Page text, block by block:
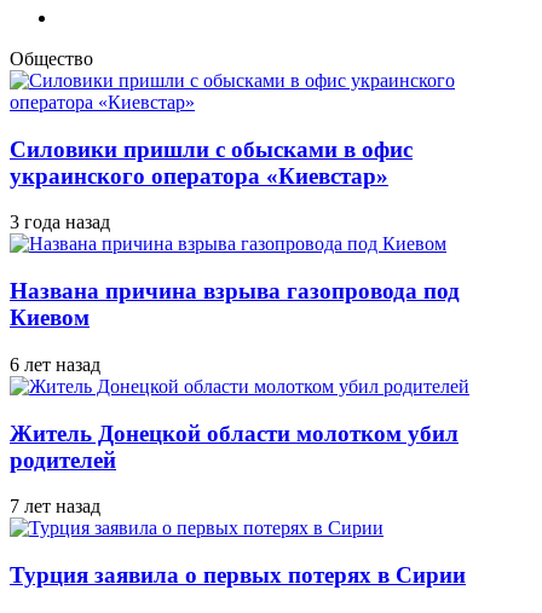
Общество
Силовики пришли с обысками в офис
украинского оператора «Киевстар»
3 года назад
Названа причина взрыва газопровода под
Киевом
6 лет назад
Житель Донецкой области молотком убил
родителей
7 лет назад
Турция заявила о первых потерях в Сирии